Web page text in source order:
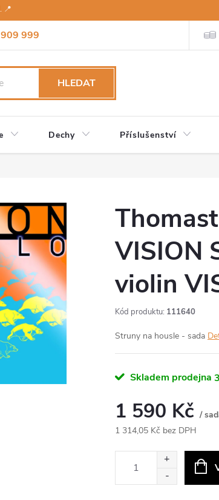
📍
999
Reklamace
HLEDAT
Dechy Příslušenství
VISION
violin
Kód produktu: 111640
Struny na housle - sada
Skladem prodejna
1 590 Kč /
1 314,05 Kč bez DPH